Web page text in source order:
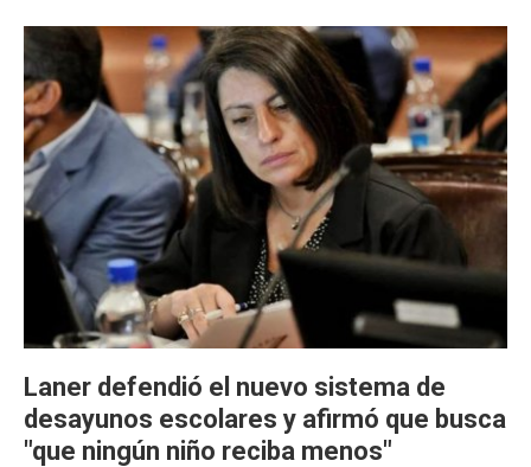
Laner defendió el nuevo sistema de
desayunos escolares y afirmó que busca
"que ningún niño reciba menos"